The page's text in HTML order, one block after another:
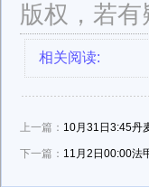
版权，若
相关阅读:
上一篇： 10月31日3:45丹
下一篇： 11月2日00:00法